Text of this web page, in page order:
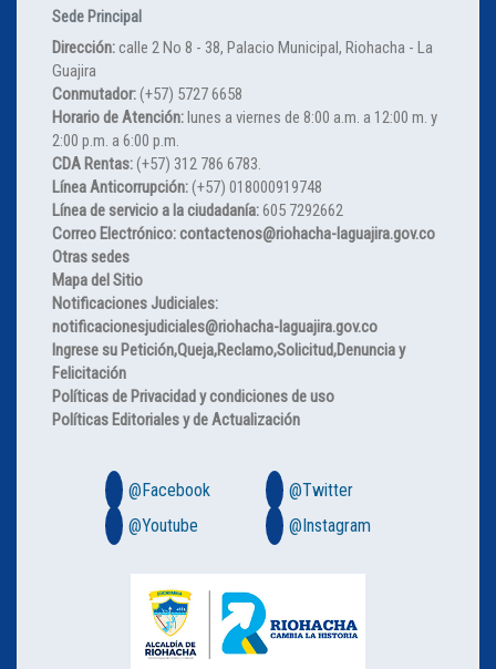
Sede Principal
Dirección:calle 2 No 8 - 38, Palacio Municipal, Riohacha - La
Guajira
Conmutador:(+57) 5727 6658
Horario de Atención:lunes a viernes de 8:00 a.m. a 12:00 m. y
2:00 p.m. a 6:00 p.m.
CDA Rentas:(+57) 312 786 6783.
Línea Anticorrupción:(+57) 018000919748
Línea de servicio a la ciudadanía:605 7292662
Correo Electrónico: contactenos@riohacha-laguajira.gov.co
Otras sedes
Mapa del Sitio
Notificaciones Judiciales:
notificacionesjudiciales@riohacha-laguajira.gov.co
Ingrese su Petición,Queja,Reclamo,Solicitud,Denuncia y
Felicitación
Políticas de Privacidad y condiciones de uso
Políticas Editoriales y de Actualización
@Facebook
@Twitter
@Youtube
@Instagram